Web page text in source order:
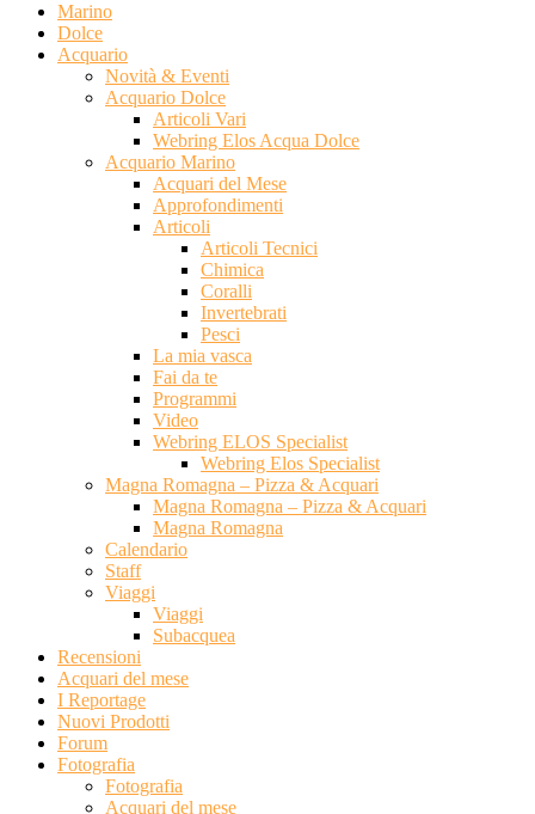
Marino
Dolce
Acquario
Novità & Eventi
Acquario Dolce
Articoli Vari
Webring Elos Acqua Dolce
Acquario Marino
Acquari del Mese
Approfondimenti
Articoli
Articoli Tecnici
Chimica
Coralli
Invertebrati
Pesci
La mia vasca
Fai da te
Programmi
Video
Webring ELOS Specialist
Webring Elos Specialist
Magna Romagna – Pizza & Acquari
Magna Romagna – Pizza & Acquari
Magna Romagna
Calendario
Staff
Viaggi
Viaggi
Subacquea
Recensioni
Acquari del mese
I Reportage
Nuovi Prodotti
Forum
Fotografia
Fotografia
Acquari del mese